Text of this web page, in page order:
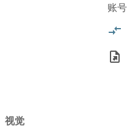
账号
视觉